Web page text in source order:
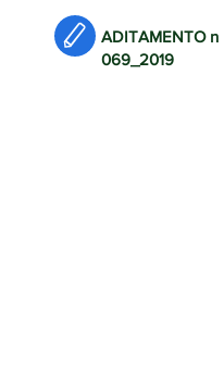
ADITAMENTO n
069_2019